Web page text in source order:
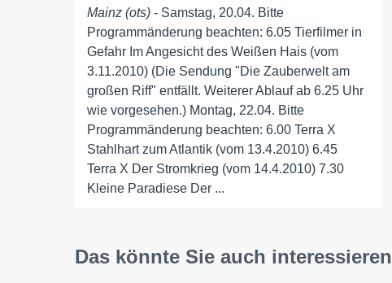
Mainz (ots) - Samstag, 20.04. Bitte
Programmänderung beachten: 6.05 Tierfilmer in
Gefahr Im Angesicht des Weißen Hais (vom
3.11.2010) (Die Sendung "Die Zauberwelt am
großen Riff" entfällt. Weiterer Ablauf ab 6.25 Uhr
wie vorgesehen.) Montag, 22.04. Bitte
Programmänderung beachten: 6.00 Terra X
Stahlhart zum Atlantik (vom 13.4.2010) 6.45
Terra X Der Stromkrieg (vom 14.4.2010) 7.30
Kleine Paradiese Der ...
Das könnte Sie auch interessieren